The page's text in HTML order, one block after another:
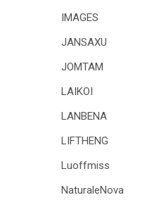
IMAGES
JANSAXU
JOMTAM
LAIKOI
LANBENA
LIFTHENG
Luoffmiss
NaturaleNova